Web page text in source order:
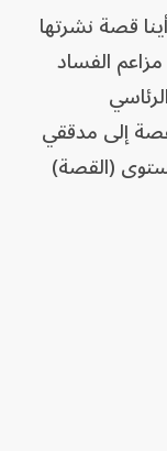
قصة نشرتها
الفساد
إلى مدققي
(القصة)